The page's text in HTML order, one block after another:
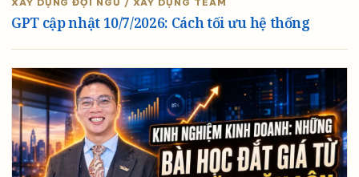
GPT cập nhật 10/7/2026: Cách tối ưu hệ thống